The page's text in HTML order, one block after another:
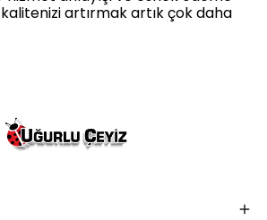
artırmak artık çok daha